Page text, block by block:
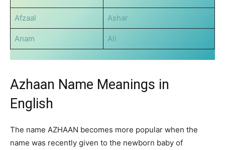
Afzaal Ashar
Anam Ali
Azhaan Name Meanings in
English
The name AZHAAN becomes more popular when the
name was recently given to the newborn baby of